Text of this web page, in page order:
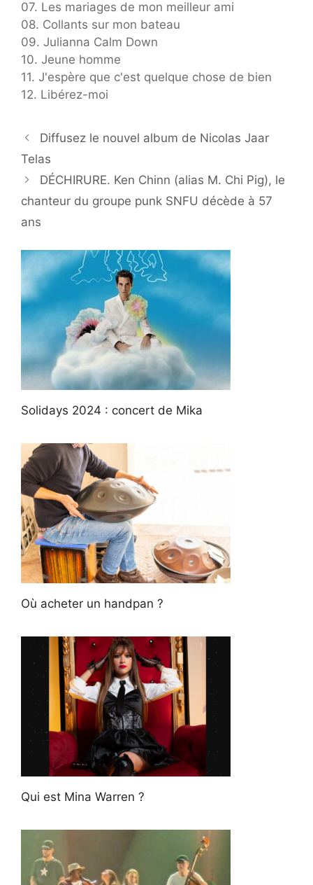
07. Les mariages de mon meilleur ami
08. Collants sur mon bateau
09. Julianna Calm Down
10. Jeune homme
11. J'espère que c'est quelque chose de bien
12. Libérez-moi
Diffusez le nouvel album de Nicolas Jaar
Telas
DÉCHIRURE. Ken Chinn (alias M. Chi Pig), le
chanteur du groupe punk SNFU décède à 57
ans
Solidays 2024 : concert de Mika
Où acheter un handpan ?
Qui est Mina Warren ?